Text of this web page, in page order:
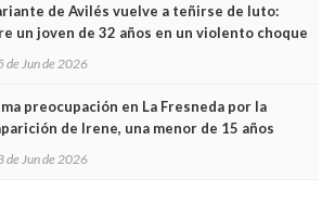
de Avilés vuelve a teñirse de luto:
un joven de 32 años en un violento choque
de Jun de 2026
preocupación en La Fresneda por la
de Irene, una menor de 15 años
de Jun de 2026